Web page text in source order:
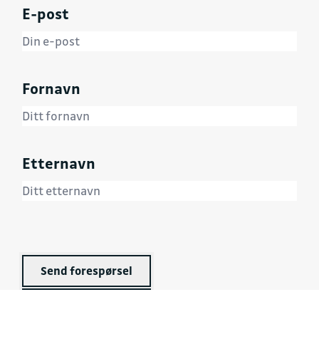
E-post
Fornavn
Etternavn
Send forespørsel